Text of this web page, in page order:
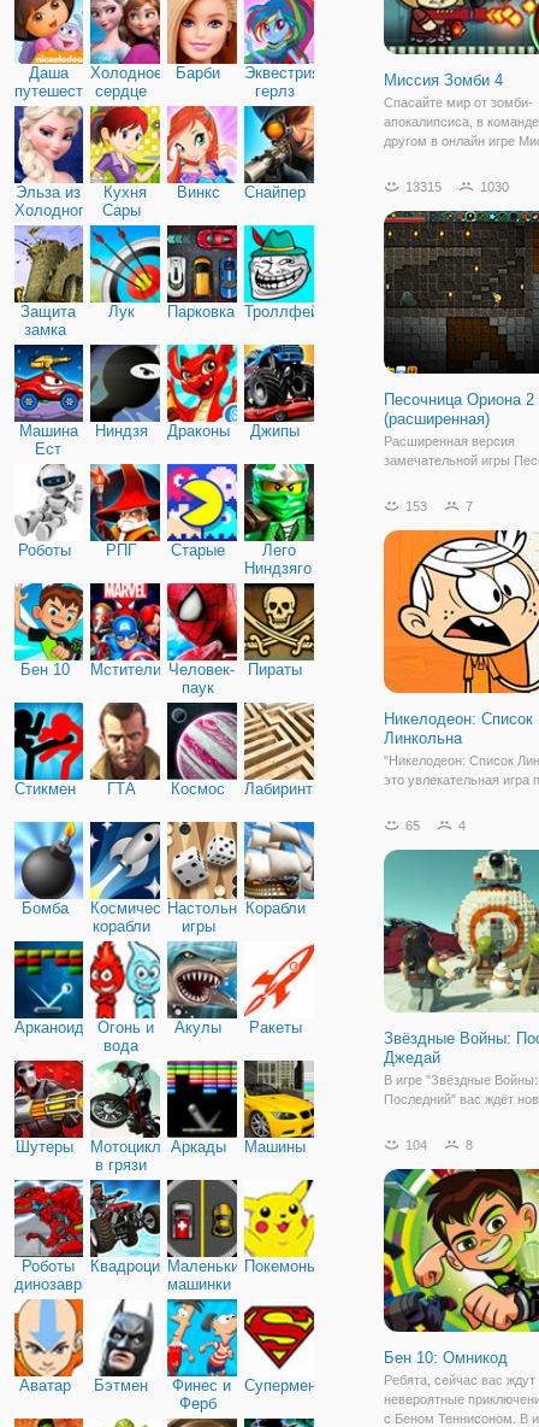
Даша
путешественница
Холодное
сердце
Барби
Эквестрия
герлз
Эльза из
Холодного
сердца
Кухня
Сары
Винкс Снайпер
Защита
замка
Лук Парковка Троллфейс
Машина
Ест
Машину
Ниндзя Драконы Джипы
Роботы РПГ Старые
Лего
Ниндзяго
Бен 10 Мстители Человек-
паук
Пираты
Стикмен ГТА Космос Лабиринты
Бомба
Космические
корабли
Настольные
игры
Корабли
Арканоид
Огонь и
вода
Акулы Ракеты
Шутеры
Мотоциклы
в грязи
Аркады Машины
Роботы
динозавры
КвадроциклыМаленькие
машинки
Покемоны
Аватар Бэтмен
Финес и
Ферб
Супермен
Миссия Зомби 4
Спасайте мир от зомби-
апокалипсиса, в
другом в онлайн игре
увлекательный
опасных преград,
испытаний и бездушных
врагов.Чтобы
13315 1030
Песочница Ориона 2
(расширенная)
Расширенная версия
замечательной игры
девственном мире
инструментов и брони.
в Песочнице Ориона
импровизированные
успешно
153 7
Никелодеон: Список
Линкольна
"Никелодеон: Список
это увлекательная игра
шумный дом", который
Никелодеон. Для тех,
курсе, немного
мультсериале. Он
65 4
Звёздные Войны:
Джедай
В игре "Звёздные
Последний" вас ждёт
Маленькие фигурки лего
храбростью и отвагой.
ждёт серия
104 8
Бен 10: Омникод
Ребята, сейчас вас ждут
невероятные
с Беном Теннисоном. В